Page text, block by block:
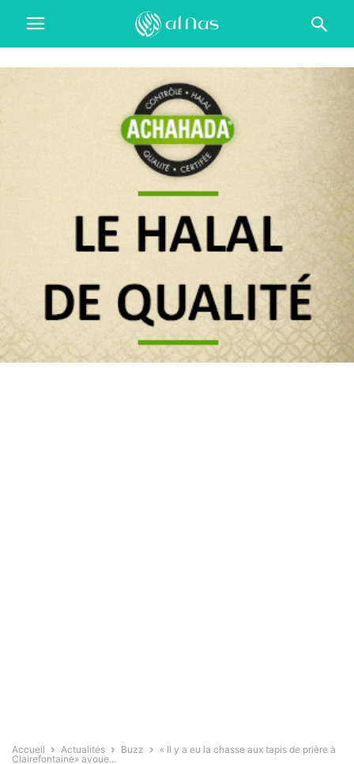
Accueil Actualités Buzz
« Il y a eu la chasse aux tapis de prière à
Clairefontaine» avoue...